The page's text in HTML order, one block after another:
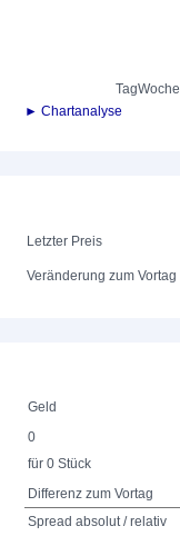
TagWoche
► Chartanalyse
Letzter Preis
Veränderung zum Vortag
Geld
0
für 0 Stück
Differenz zum Vortag
Spread absolut / relativ